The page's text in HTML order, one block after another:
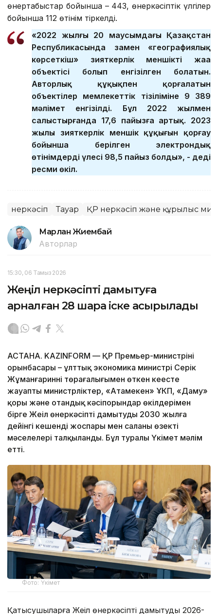
өнертабыстар бойынша – 443, өнеркәсіптік үлгілер
бойынша 112 өтінім тіркелді.
«2022 жылғы 20 маусымдағы Қазақстан
Республикасында заңмен «географиялық
көрсеткіш» зияткерлік меншіктің жаңа
объектісі болып енгізілген болатын.
Авторлық құқықпен қорғалатын
объектілер мемлекеттік тізіліміне 9 389
мәлімет енгізілді. Бұл 2022 жылмен
салыстырғанда 17,6 пайызға артық. 2023
жылы зияткерлік меншік құқығын қорғау
бойынша берілген электрондық
өтінімдердің үлесі 98,5 пайыз болды», - деді
ресми өкіл.
Өнеркәсіп Тауар ҚР Өнеркәсіп және құрылыс
Марлан Жиембай
Авторлар
15:30, 06 Тамыз 2026
Жеңіл өнеркәсіпті дамытуға
арналған 28 шара іске асырылады
АСТАНА. KAZINFORM — ҚР Премьер-министрінің
орынбасары – ұлттық экономика министрі Серік
Жұманғариннің төрағалығымен өткен кеңесте
жауапты министрліктер, «Атамекен» ҰКП, «Даму»
қоры және отандық кәсіпорындар өкілдерімен
бірге Жеңіл өнеркәсіпті дамытудың 2030 жылға
дейінгі кешенді жоспары мен саланың өзекті
мәселелері талқыланды. Бұл туралы Үкімет мәлім
етті.
Фото: Үкімет
Қатысушыларға Жеңіл өнеркәсіпті дамытудың 2026-